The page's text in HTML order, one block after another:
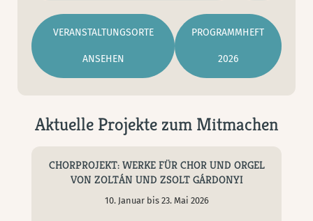
VERANSTALTUNGSORTE
ANSEHEN
PROGRAMMHEFT
2026
Aktuelle Projekte zum Mitmachen
CHORPROJEKT: WERKE FÜR CHOR UND ORGEL
VON ZOLTÁN UND ZSOLT GÁRDONYI
10. Januar bis 23. Mai 2026